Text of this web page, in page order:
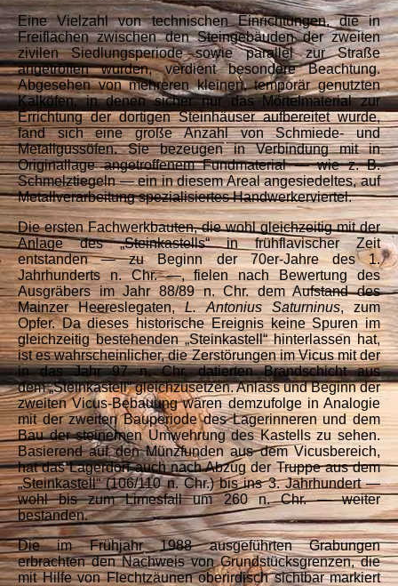
Eine Vielzahl von technischen Einrichtungen, die in
Freiflächen zwischen den Steingebäuden der zweiten
zivilen Siedlungsperiode sowie parallel zur Straße
angetroffen wurden, verdient besondere Beachtung.
Abgesehen von mehreren kleinen, temporär genutzten
Kalköfen, in denen sicher nur das Mörtelmaterial zur
Errichtung der dortigen Steinhäuser aufbereitet wurde,
fand sich eine große Anzahl von Schmiede- und
Metallgussöfen. Sie bezeugen in Verbindung mit in
Originallage angetroffenem Fundmaterial — wie z. B.
Schmelztiegeln — ein in diesem Areal angesiedeltes, auf
Metallverarbeitung spezialisiertes Handwerkerviertel.
Die ersten Fachwerkbauten, die wohl gleichzeitig mit der
Anlage des „Steinkastells“ in frühflavischer Zeit
entstanden — zu Beginn der 70er-Jahre des 1.
Jahrhunderts n. Chr. —, fielen nach Bewertung des
Ausgräbers im Jahr 88/89 n. Chr. dem Aufstand des
Mainzer Heereslegaten,L. Antonius Saturninus, zum
Opfer. Da dieses historische Ereignis keine Spuren im
gleichzeitig bestehenden „Steinkastell“ hinterlassen hat,
ist es wahrscheinlicher, die Zerstörungen im Vicus mit der
in das Jahr 97 n. Chr. datierten Brandschicht aus
dem„Steinkastell“ gleichzusetzen. Anlass und Beginn der
zweiten Vicus-Bebauung wären demzufolge in Analogie
mit der zweiten Bauperiode des Lagerinneren und dem
Bau der steinernen Umwehrung des Kastells zu sehen.
Basierend auf den Münzfunden aus dem Vicusbereich,
hat das Lagerdorf auch nach Abzug der Truppe aus dem
„Steinkastell“ (106/110 n. Chr.) bis ins 3. Jahrhundert —
wohl bis zum Limesfall um 260 n. Chr. — weiter
bestanden.
Die im Frühjahr 1988 ausgeführten Grabungen
erbrachten den Nachweis von Grundstücksgrenzen, die
mit Hilfe von Flechtzäunen oberirdisch sichtbar markiert